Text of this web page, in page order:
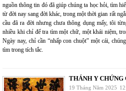
nguồn thông tin đó đã giúp chúng ta học hỏi, tìm
từ đời nay sang đời khác, trong một thời gian rất
cầu đã ra đời nhưng chưa thông dụng mấy, tôi
nhiều khi chỉ để tra tìm một chữ, một khái niệm,
Ngày nay, chỉ cần “nhấp con chuột” một cái,
tìm trong tích tắc.
THÁNH Y CHỨNG
19 Tháng Năm 2025